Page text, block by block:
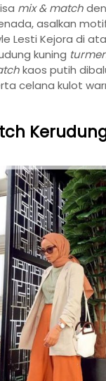
mix & match
asalkan
Lesti Kejora di
kuning
kaos putih
celana kulot